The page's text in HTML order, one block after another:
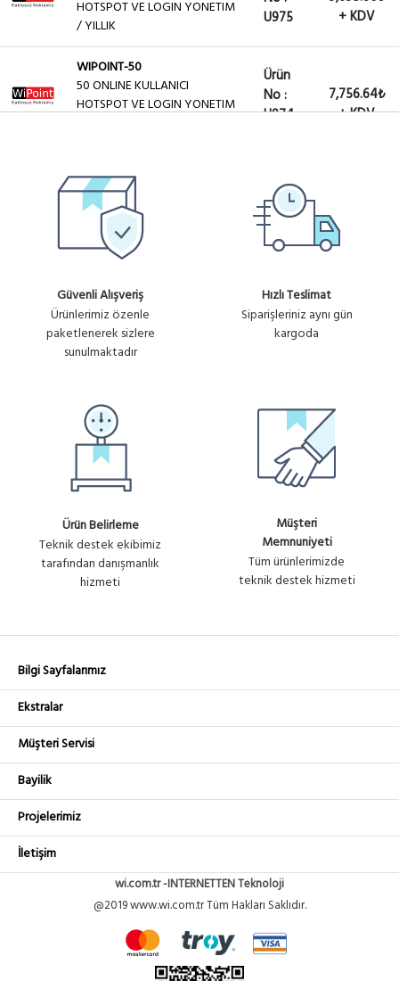
HOTSPOT VE LOGIN YONETIM
/ YILLIK
U975
+ KDV
WIPOINT-50
50 ONLINE KULLANICI
HOTSPOT VE LOGIN YONETIM
Ürün
No :
U974
7,756.64₺
+ KDV
25 ONLINE KULLANICI HOTSPOT
VE LOGIN YONETIM / YILLIK
No :
U934
Güvenli Alışveriş
Ürünlerimiz özenle
paketlenerek sizlere
sunulmaktadır
Hızlı Teslimat
Siparişleriniz aynı gün
kargoda
Ürün Belirleme
Teknik destek ekibimiz
tarafından danışmanlık
hizmeti
Müşteri
Memnuniyeti
Tüm ürünlerimizde
teknik destek hizmeti
Bilgi Sayfalarımız
Ekstralar
Müşteri Servisi
Bayilik
Projelerimiz
İletişim
wi.com.tr -INTERNETTEN Teknoloji
@2019 www.wi.com.tr Tüm Hakları Saklıdır.